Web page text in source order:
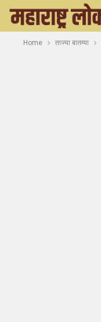
Home ताज्या बातम्या